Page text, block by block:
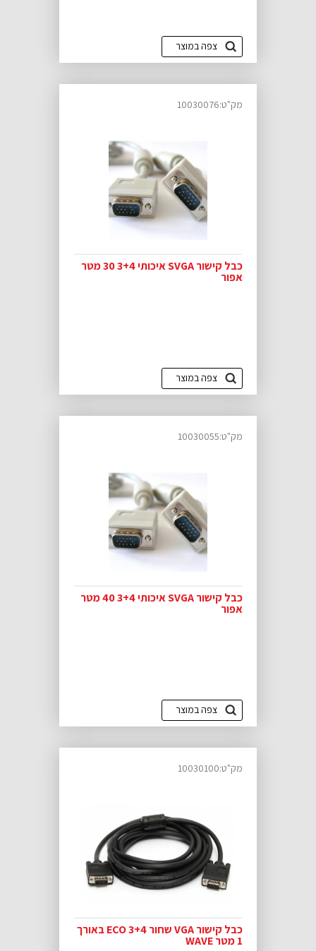
צפה במוצר
כבל קישור SVGA איכותי 3+4 30 מטר
אפור
צפה במוצר
מק"ט:10030076
כבל קישור SVGA איכותי 3+4 40 מטר
אפור
צפה במוצר
מק"ט:10030055
כבל קישור VGA שחור ECO 3+4 באורך
1 מטר WAVE
מק"ט:10030100